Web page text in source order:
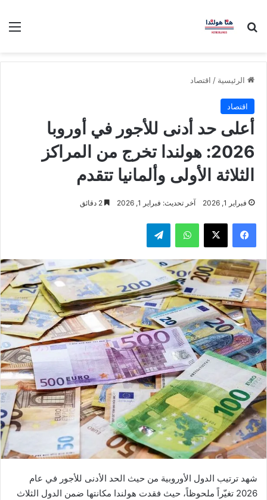
بحث عن
الرئيسية / اقتصاد
اقتصاد
أعلى حد أدنى للأجور في أوروبا
2026: هولندا تخرج من المراكز
الثلاثة الأولى وألمانيا تتقدم
فبراير 1, 2026 آخر تحديث: فبراير 1, 2026
فيسبوك ‫X واتساب تيلقرام
شهد ترتيب الدول الأوروبية من حيث الحد الأدنى للأجور في عام
2026 تغيّراً ملحوظاً، حيث فقدت هولندا مكانتها ضمن الدول الثلاث